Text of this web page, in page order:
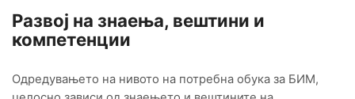
Развој на знаењa, вештини и
компетенции
Одредувањето на нивото на потребна обука за БИМ,